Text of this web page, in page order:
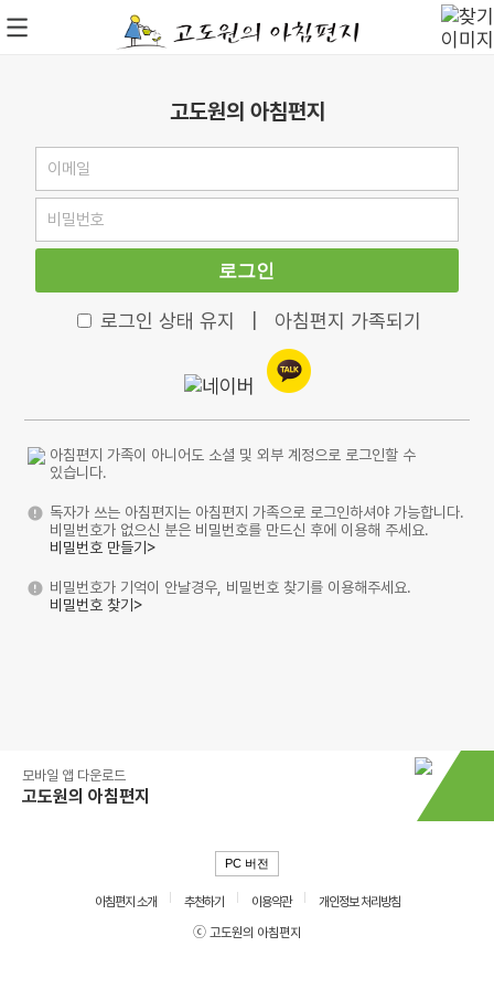
고도원의 아침편지
로그인
로그인 상태 유지 아침편지 가족되기
아침편지 가족이 아니어도 소셜 및 외부 계정으로 로그인할 수
있습니다.
독자가 쓰는 아침편지는 아침편지 가족으로 로그인하셔야 가능합니다.
비밀번호가 없으신 분은 비밀번호를 만드신 후에 이용해 주세요.
비밀번호 만들기>
비밀번호가 기억이 안날경우, 비밀번호 찾기를 이용해주세요.
비밀번호 찾기>
모바일 앱 다운로드
고도원의 아침편지
PC 버전
아침편지 소개 추천하기 이용약관
개인정보 처리방침
ⓒ 고도원의 아침편지